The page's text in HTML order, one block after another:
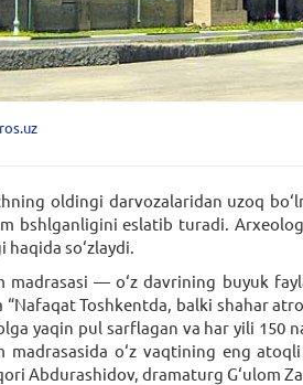
oldingi darvozalaridan uzoq
bshlganligini eslatib turadi.
haqida so‘zlaydi.
madrasasi — o‘z davrining buyuk
Toshkentda, balki shahar
yaqin pul sarflagan va har yili 150
madrasasida o‘z vaqtining eng
Abdurashidov, dramaturg G‘ulom